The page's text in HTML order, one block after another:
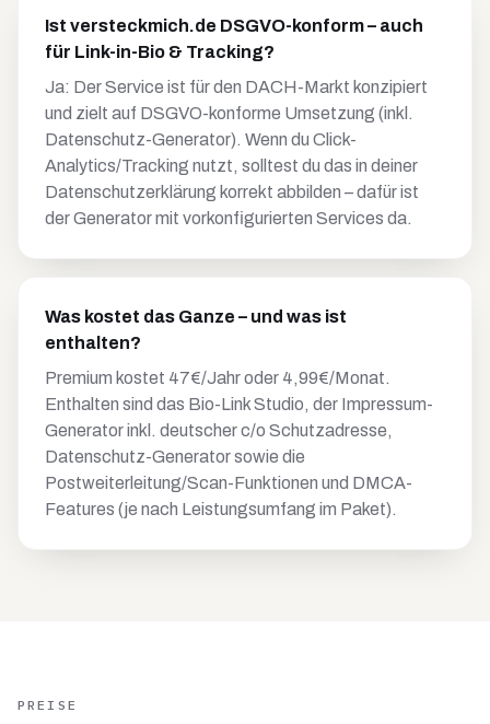
Ist versteckmich.de DSGVO-konform – auch
für Link-in-Bio & Tracking?
Ja: Der Service ist für den DACH-Markt konzipiert
und zielt auf DSGVO-konforme Umsetzung (inkl.
Datenschutz-Generator). Wenn du Click-
Analytics/Tracking nutzt, solltest du das in deiner
Datenschutzerklärung korrekt abbilden – dafür ist
der Generator mit vorkonfigurierten Services da.
Was kostet das Ganze – und was ist
enthalten?
Premium kostet 47€/Jahr oder 4,99€/Monat.
Enthalten sind das Bio-Link Studio, der Impressum-
Generator inkl. deutscher c/o Schutzadresse,
Datenschutz-Generator sowie die
Postweiterleitung/Scan-Funktionen und DMCA-
Features (je nach Leistungsumfang im Paket).
PREISE